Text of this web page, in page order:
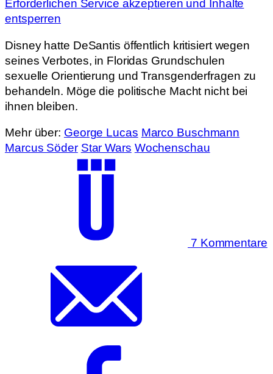
Erforderlichen Service akzeptieren und Inhalte
entsperren
Disney hatte DeSantis öffentlich kritisiert wegen
seines Verbotes, in Floridas Grundschulen
sexuelle Orientierung und Transgenderfragen zu
behandeln. Möge die politische Macht nicht bei
ihnen bleiben.
Mehr über: George Lucas Marco Buschmann
Marcus Söder Star Wars Wochenschau
7 Kommentare